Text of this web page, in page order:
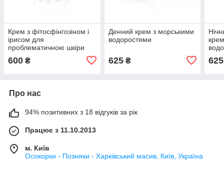
Крем з фітосфінгозіном і
ірисом для
проблематичною шкіри
600 ₴
Денний крем з морськими
водоростями
625₴ 625
Про нас
94% позитивних з 18 відгуків за рік
Працює з 11.10.2013
м. Київ
Осокорки - Позняки - Харківський масив, Київ, Україна